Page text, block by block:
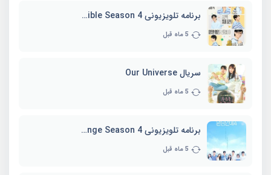
برنامه تلویزیونی Whenever Possible Season 4
5 ماه قبل
سریال Our Universe
5 ماه قبل
برنامه تلویزیونی EXchange Season 4
5 ماه قبل